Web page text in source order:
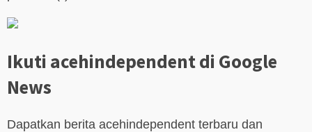
Ikuti acehindependent di Google
News
Dapatkan berita acehindependent terbaru dan